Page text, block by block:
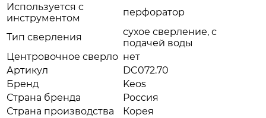
Используется c
инструментом
перфоратор
Тип сверления
сухое сверление, с
подачей воды
Центровочное сверло нет
Артикул
DC072.70
Бренд
Keos
Страна бренда
Россия
Страна производства
Корея